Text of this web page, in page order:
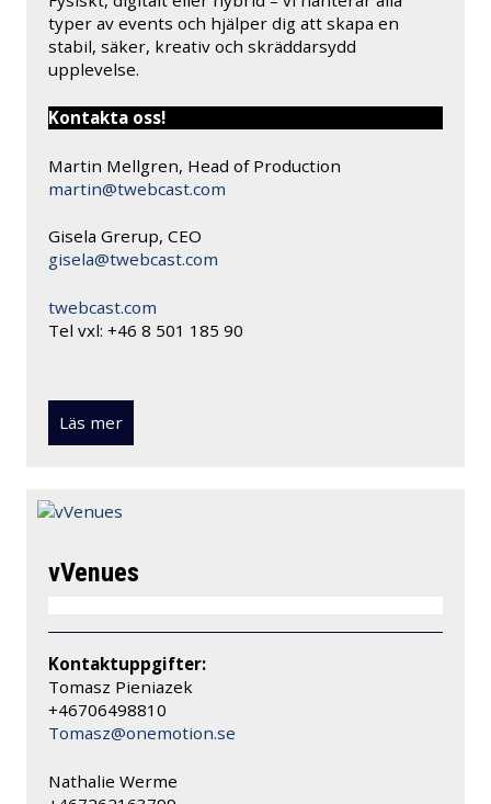
typer av events och hjälper dig att skapa en
stabil, säker, kreativ och skräddarsydd
upplevelse.
Kontakta oss!
Martin Mellgren, Head of Production
martin@twebcast.com
Gisela Grerup, CEO
gisela@twebcast.com
twebcast.com
Tel vxl: +46 8 501 185 90
Läs mer
vVenues
Kontaktuppgifter:
Tomasz Pieniazek
+46706498810
Tomasz@onemotion.se
Nathalie Werme